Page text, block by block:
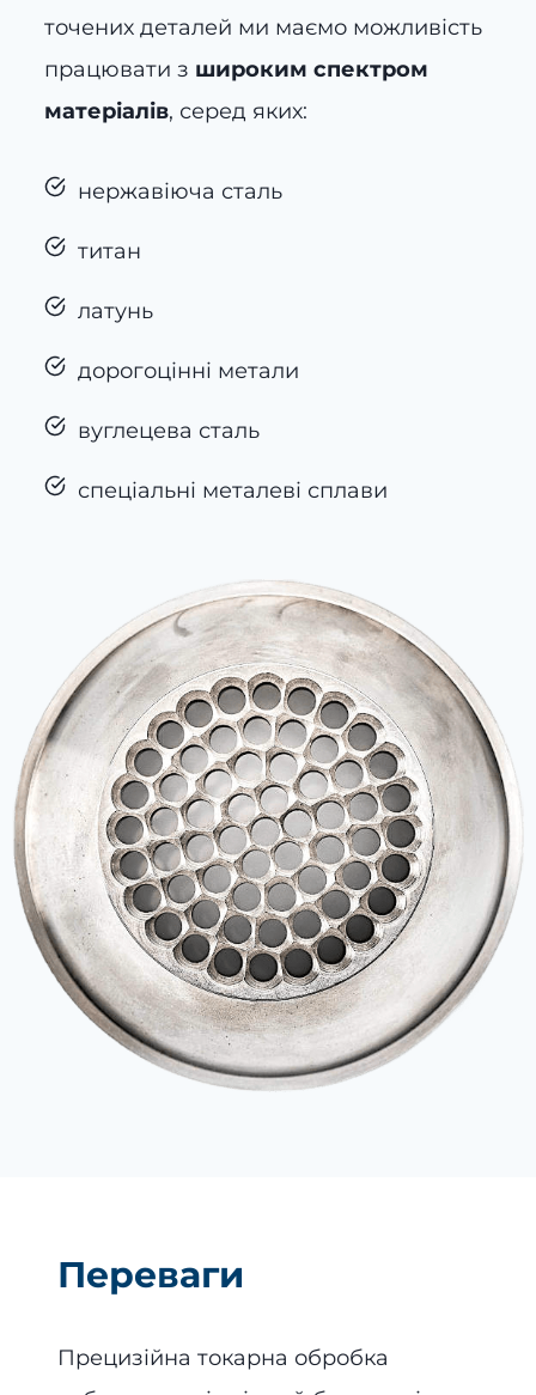
точених деталей ми маємо можливість
працювати з широким спектром
матеріалів, серед яких:
нержавіюча сталь
титан
латунь
дорогоцінні метали
вуглецева сталь
спеціальні металеві сплави
Переваги
Прецизійна токарна обробка